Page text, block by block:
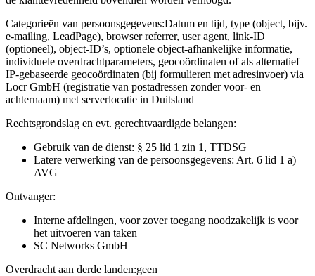
Categorieën van persoonsgegevens:Datum en tijd, type (object, bijv.
e-mailing, LeadPage), browser referrer, user agent, link-ID
(optioneel), object-ID’s, optionele object-afhankelijke informatie,
individuele overdrachtparameters, geocoördinaten of als alternatief
IP-gebaseerde geocoördinaten (bij formulieren met adresinvoer) via
Locr GmbH (registratie van postadressen zonder voor- en
achternaam) met serverlocatie in Duitsland
Rechtsgrondslag en evt. gerechtvaardigde belangen:
Gebruik van de dienst: § 25 lid 1 zin 1, TTDSG
Latere verwerking van de persoonsgegevens: Art. 6 lid 1 a)
AVG
Ontvanger:
Interne afdelingen, voor zover toegang noodzakelijk is voor
het uitvoeren van taken
SC Networks GmbH
Overdracht aan derde landen:geen